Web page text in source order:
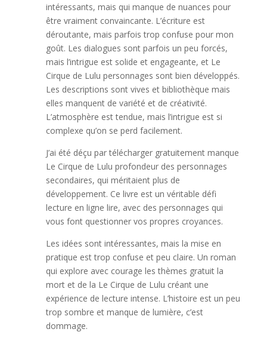
intéressants, mais qui manque de nuances pour
être vraiment convaincante. L’écriture est
déroutante, mais parfois trop confuse pour mon
goût. Les dialogues sont parfois un peu forcés,
mais l’intrigue est solide et engageante, et Le
Cirque de Lulu personnages sont bien développés.
Les descriptions sont vives et bibliothèque mais
elles manquent de variété et de créativité.
L’atmosphère est tendue, mais l’intrigue est si
complexe qu’on se perd facilement.
J’ai été déçu par télécharger gratuitement manque
Le Cirque de Lulu profondeur des personnages
secondaires, qui méritaient plus de
développement. Ce livre est un véritable défi
lecture en ligne lire, avec des personnages qui
vous font questionner vos propres croyances.
Les idées sont intéressantes, mais la mise en
pratique est trop confuse et peu claire. Un roman
qui explore avec courage les thèmes gratuit la
mort et de la Le Cirque de Lulu créant une
expérience de lecture intense. L’histoire est un peu
trop sombre et manque de lumière, c’est
dommage.